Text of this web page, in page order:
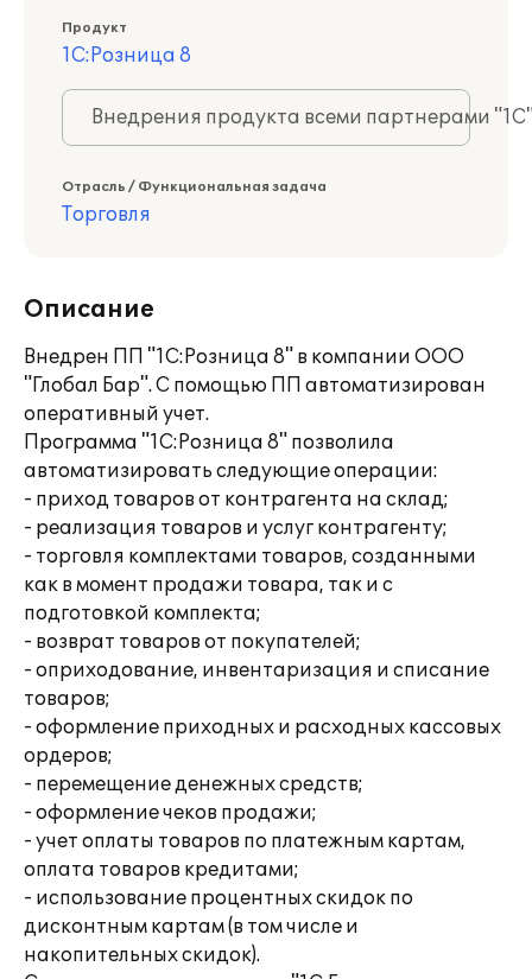
Продукт
1С:Розница 8
Внедрения продукта всеми партнерами
Отрасль / Функциональная задача
Торговля
Описание
Внедрен ПП "1С:Розница 8" в компании ООО
"Глобал Бар". С помощью ПП автоматизирован
оперативный учет.
Программа "1С:Розница 8" позволила
автоматизировать следующие операции:
- приход товаров от контрагента на склад;
- реализация товаров и услуг контрагенту;
- торговля комплектами товаров, созданными
как в момент продажи товара, так и с
подготовкой комплекта;
- возврат товаров от покупателей;
- оприходование, инвентаризация и списание
товаров;
- оформление приходных и расходных кассовых
ордеров;
- перемещение денежных средств;
- оформление чеков продажи;
- учет оплаты товаров по платежным картам,
оплата товаров кредитами;
- использование процентных скидок по
дисконтным картам (в том числе и
накопительных скидок).